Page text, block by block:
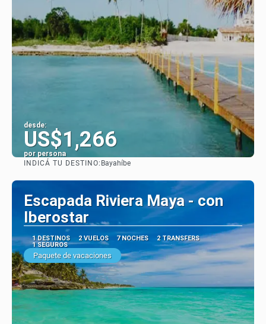
desde:
US$1,266
por persona
INDICÁ TU DESTINO: Bayahíbe
Escapada Riviera Maya - con
Iberostar
1 DESTINOS 2 VUELOS 7 NOCHES
2 TRANSFERS
1 SEGUROS
Paquete de vacaciones